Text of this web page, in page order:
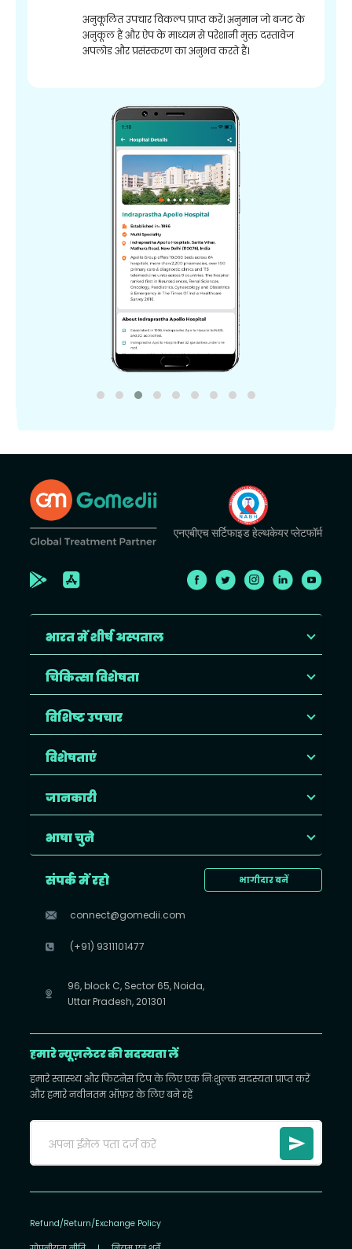
अनुकूलित उपचार विकल्प प्राप्त करें। अनुमान जो बजट के
अनुकूल हैं और ऐप के माध्यम से परेशानी मुक्त दस्तावेज
अपलोड और प्रसंस्करण का अनुभव करते हैं।
एनएबीएच सर्टिफाइड हेल्थकेयर प्लेटफॉर्म
भारत में शीर्ष अस्पताल
चिकित्सा विशेषता
विशिष्ट उपचार
विशेषताएं
जानकारी
भाषा चुने
भागीदार बनें
संपर्क में रहो
connect@gomedii.com
(+91) 9311101477
96, block C, Sector 65, Noida,
Uttar Pradesh, 201301
हमारे न्यूज़लेटर की सदस्यता लें
हमारे स्वास्थ्य और फिटनेस टिप के लिए एक निःशुल्क सदस्यता प्राप्त करें
और हमारे नवीनतम ऑफ़र के लिए बने रहें
Refund/Return/Exchange Policy